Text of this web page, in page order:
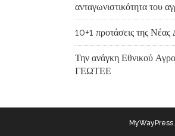
ανταγωνιστικότητα του
10+1 προτάσεις της Νέας
Την ανάγκη Εθνικού
ΓΕΩΤΕΕ